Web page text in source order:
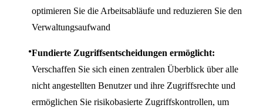
optimieren Sie die Arbeitsabläufe und reduzieren Sie den
Verwaltungsaufwand
Fundierte Zugriffsentscheidungen ermöglicht:
Verschaffen Sie sich einen zentralen Überblick über alle
nicht angestellten Benutzer und ihre Zugriffsrechte und
ermöglichen Sie risikobasierte Zugriffskontrollen, um